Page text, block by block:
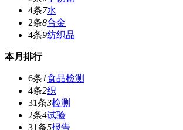
4条7水
2条8合金
4条9纺织品
本月排行
6条1食品检测
4条2织
31条3检测
2条4试验
31条5报告